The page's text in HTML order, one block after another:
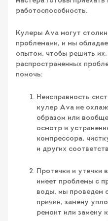
работоспособность.
Кулеры Ava могут
проблемами, и мы
опытом, чтобы решить
распространенных
помочь:
Неисправность
кулер Ava не
образом или
осмотр и
компрессора,
и других
Протечки и утечки
имеет проблемы с
воды, мы проведем
причин, замену
ремонт или замену